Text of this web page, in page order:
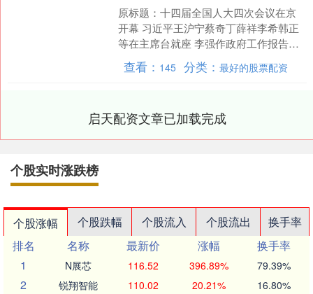
原标题：十四届全国人大四次会议在京
开幕 习近平王沪宁蔡奇丁薛祥李希韩正
等在主席台就座 李强作政府工作报告
赵乐际主持大会 审查“十五五”规划纲要草
案 听取关于生....
查看： 145 分类： 最好的股票配资
启天配资文章已加载完成
个股实时涨跌榜
个股涨幅 个股跌幅 个股流入 个股流出
换手率
排名
名称 最新价 涨幅
换手率
1
N展芯 116.52 396.89% 79.39%
2 锐翔智能 110.02 20.21% 16.80%